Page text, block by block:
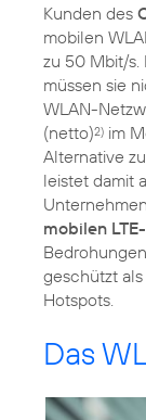
Kunden des
mobilen
zu 50 Mbit/s.
müssen sie
WLAN-
(netto)2) im
Alternative
leistet damit
mobilen
geschützt
Hotspots.
Das